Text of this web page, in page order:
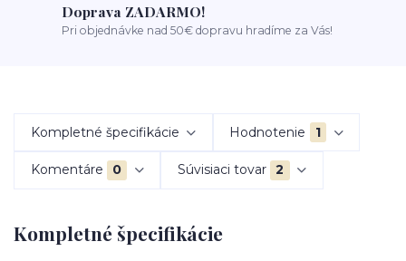
Doprava ZADARMO!
Pri objednávke nad 50€ dopravu hradíme za Vás!
Kompletné špecifikácie Hodnotenie 1
Komentáre 0 Súvisiaci tovar 2
Kompletné špecifikácie